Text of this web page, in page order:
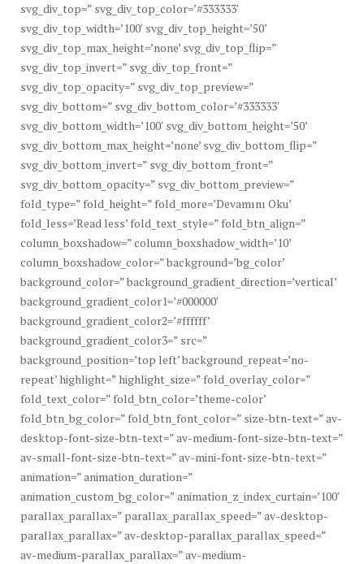
svg_div_top=” svg_div_top_color=’#333333′
svg_div_top_width=’100′ svg_div_top_height=’50’
svg_div_top_max_height=’none’ svg_div_top_flip=”
svg_div_top_invert=” svg_div_top_front=”
svg_div_top_opacity=” svg_div_top_preview=”
svg_div_bottom=” svg_div_bottom_color=’#333333′
svg_div_bottom_width=’100′ svg_div_bottom_height=’50’
svg_div_bottom_max_height=’none’ svg_div_bottom_flip=”
svg_div_bottom_invert=” svg_div_bottom_front=”
svg_div_bottom_opacity=” svg_div_bottom_preview=”
fold_type=” fold_height=” fold_more=’Devamını Oku’
fold_less=’Read less’ fold_text_style=” fold_btn_align=”
column_boxshadow=” column_boxshadow_width=’10’
column_boxshadow_color=” background=’bg_color’
background_color=” background_gradient_direction=’vertical’
background_gradient_color1=’#000000′
background_gradient_color2=’#ffffff’
background_gradient_color3=” src=”
background_position=’top left’ background_repeat=’no-
repeat’ highlight=” highlight_size=” fold_overlay_color=”
fold_text_color=” fold_btn_color=’theme-color’
fold_btn_bg_color=” fold_btn_font_color=” size-btn-text=” av-
desktop-font-size-btn-text=” av-medium-font-size-btn-text=”
av-small-font-size-btn-text=” av-mini-font-size-btn-text=”
animation=” animation_duration=”
animation_custom_bg_color=” animation_z_index_curtain=’100′
parallax_parallax=” parallax_parallax_speed=” av-desktop-
parallax_parallax=” av-desktop-parallax_parallax_speed=”
av-medium-parallax_parallax=” av-medium-